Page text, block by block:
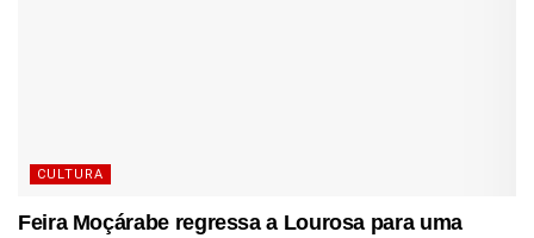
CULTURA
Feira Moçárabe regressa a Lourosa para uma